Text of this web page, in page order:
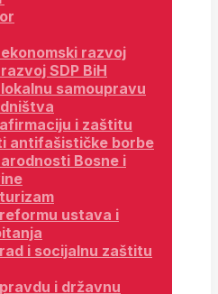
razvoj
SDP BiH
samoupravu
i zaštitu
antifašističke borbe
Bosne i
ustava i
i socijalnu zaštitu
i državnu